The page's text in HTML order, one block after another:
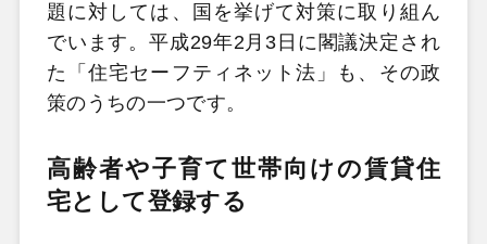
題に対しては、国を挙げて対策に取り組ん
でいます。平成29年2月3日に閣議決定され
た「住宅セーフティネット法」も、その政
策のうちの一つです。
高齢者や子育て世帯向けの賃貸住
宅として登録する